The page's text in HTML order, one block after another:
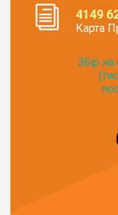
4149
Карта
Збір